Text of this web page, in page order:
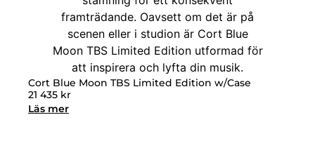
Cort Blue Moon TBS Limited Edition w/Case
21 435 kr
Läs mer